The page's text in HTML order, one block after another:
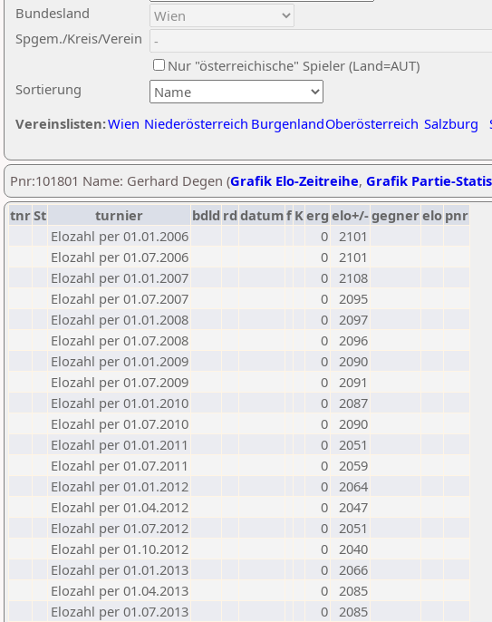
Sortierung
Bundesland
Spgem./Kreis/Verein
Nur "österreichische" Spieler (Land=AUT)
Vereinslisten:Wien Niederösterreich BurgenlandOberösterreich Salzburg
Pnr:101801 Name: Gerhard Degen (Grafik Elo-Zeitreihe, Grafik Partie-
tnrSt turnier bdld rd datumf Kerg elo+/-gegnerelo pnr
Elozahl per 01.01.2006
0 2101
Elozahl per 01.07.2006
0 2101
Elozahl per 01.01.2007
0 2108
Elozahl per 01.07.2007
0 2095
Elozahl per 01.01.2008
0 2097
Elozahl per 01.07.2008
0 2096
Elozahl per 01.01.2009
0 2090
Elozahl per 01.07.2009
0 2091
Elozahl per 01.01.2010
0 2087
Elozahl per 01.07.2010
0 2090
Elozahl per 01.01.2011
0 2051
Elozahl per 01.07.2011
0 2059
Elozahl per 01.01.2012
0 2064
Elozahl per 01.04.2012
0 2047
Elozahl per 01.07.2012
0 2051
Elozahl per 01.10.2012
0 2040
Elozahl per 01.01.2013
0 2066
Elozahl per 01.04.2013
0 2085
Elozahl per 01.07.2013
0 2085